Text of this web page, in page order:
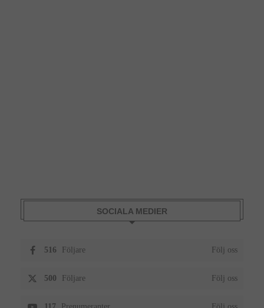
SOCIALA MEDIER
516 Följare Följ oss
500 Följare Följ oss